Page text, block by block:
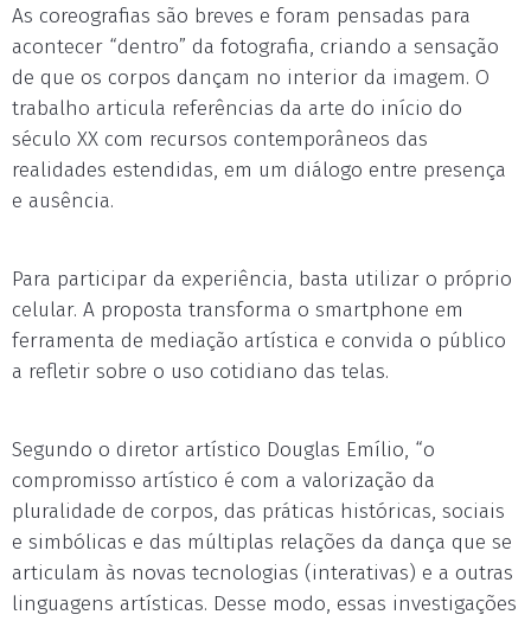
As coreografias são breves e foram pensadas para
acontecer “dentro” da fotografia, criando a sensação
de que os corpos dançam no interior da imagem. O
trabalho articula referências da arte do início do
século XX com recursos contemporâneos das
realidades estendidas, em um diálogo entre presença
e ausência.
Para participar da experiência, basta utilizar o próprio
celular. A proposta transforma o smartphone em
ferramenta de mediação artística e convida o público
a refletir sobre o uso cotidiano das telas.
Segundo o diretor artístico Douglas Emílio, “o
compromisso artístico é com a valorização da
pluralidade de corpos, das práticas históricas, sociais
e simbólicas e das múltiplas relações da dança que se
articulam às novas tecnologias (interativas) e a outras
linguagens artísticas. Desse modo, essas investigações